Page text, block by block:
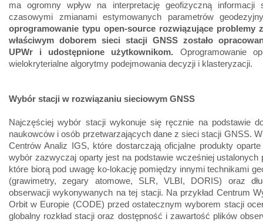
ma ogromny wpływ na interpretację geofizyczną informacji
czasowymi zmianami estymowanych parametrów
oprogramowanie typu open-source rozwiązujące problemy
właściwym doborem sieci stacji GNSS zostało
UPWr i udostępnione użytkownikom. Oprogramowanie
wielokryterialne algorytmy podejmowania decyzji i klasteryzacji.
Wybór stacji w rozwiązaniu sieciowym GNSS
Najczęściej wybór stacji wykonuje się ręcznie na podstawie
naukowców i osób przetwarzających dane z sieci stacji GNSS.
Centrów Analiz IGS, które dostarczają oficjalne produkty
wybór zazwyczaj oparty jest na podstawie wcześniej ustalonych
które biorą pod uwagę ko-lokację pomiędzy innymi technikami
(grawimetry, zegary atomowe, SLR, VLBI, DORIS) oraz
obserwacji wykonywanych na tej stacji. Na przykład Centrum
Orbit w Europie (CODE) przed ostatecznym wyborem stacji
globalny rozkład stacji oraz dostępność i zawartość plików